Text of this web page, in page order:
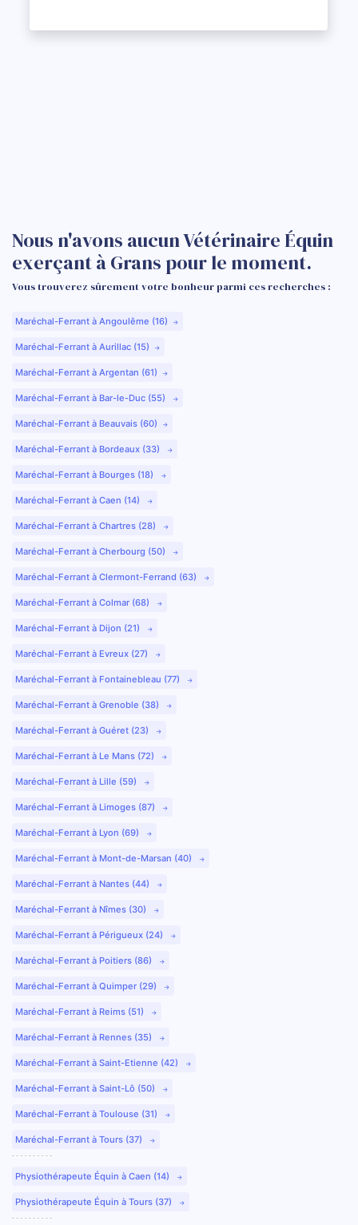
Nous n'avons aucun Vétérinaire Équin
exerçant à Grans pour le moment.
Vous trouverez sûrement votre bonheur parmi ces recherches :
Maréchal-Ferrant à Angoulême (16)
Maréchal-Ferrant à Aurillac (15)
Maréchal-Ferrant à Argentan (61)
Maréchal-Ferrant à Bar-le-Duc (55)
Maréchal-Ferrant à Beauvais (60)
Maréchal-Ferrant à Bordeaux (33)
Maréchal-Ferrant à Bourges (18)
Maréchal-Ferrant à Caen (14)
Maréchal-Ferrant à Chartres (28)
Maréchal-Ferrant à Cherbourg (50)
Maréchal-Ferrant à Clermont-Ferrand (63)
Maréchal-Ferrant à Colmar (68)
Maréchal-Ferrant à Dijon (21)
Maréchal-Ferrant à Evreux (27)
Maréchal-Ferrant à Fontainebleau (77)
Maréchal-Ferrant à Grenoble (38)
Maréchal-Ferrant à Guéret (23)
Maréchal-Ferrant à Le Mans (72)
Maréchal-Ferrant à Lille (59)
Maréchal-Ferrant à Limoges (87)
Maréchal-Ferrant à Lyon (69)
Maréchal-Ferrant à Mont-de-Marsan (40)
Maréchal-Ferrant à Nantes (44)
Maréchal-Ferrant à Nîmes (30)
Maréchal-Ferrant à Périgueux (24)
Maréchal-Ferrant à Poitiers (86)
Maréchal-Ferrant à Quimper (29)
Maréchal-Ferrant à Reims (51)
Maréchal-Ferrant à Rennes (35)
Maréchal-Ferrant à Saint-Etienne (42)
Maréchal-Ferrant à Saint-Lô (50)
Maréchal-Ferrant à Toulouse (31)
Maréchal-Ferrant à Tours (37)
Physiothérapeute Équin à Caen (14)
Physiothérapeute Équin à Tours (37)